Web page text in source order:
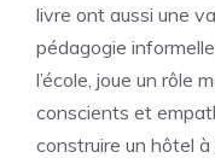
livre ont aussi une
pédagogie
l’école, joue un rôle
conscients et
construire un hôtel